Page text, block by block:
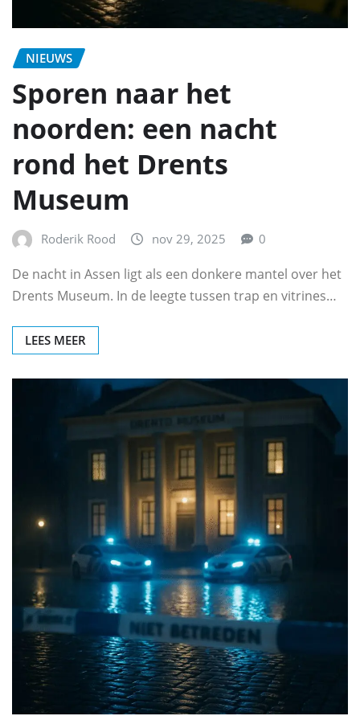
NIEUWS
Sporen naar het
noorden: een nacht
rond het Drents
Museum
Roderik Rood nov 29, 2025 0
De nacht in Assen ligt als een donkere mantel over het
Drents Museum. In de leegte tussen trap en vitrines…
LEES MEER